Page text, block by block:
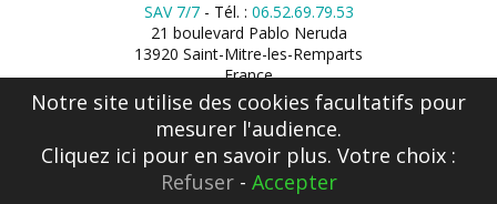
SAV 7/7- Tél. : 06.52.69.79.53
21 boulevard Pablo Neruda
13920 Saint-Mitre-les-Remparts
France
Notre site utilise des cookies facultatifs pour
mesurer l'audience.
Cliquez ici pour en savoir plus. Votre choix :
Refuser- Accepter